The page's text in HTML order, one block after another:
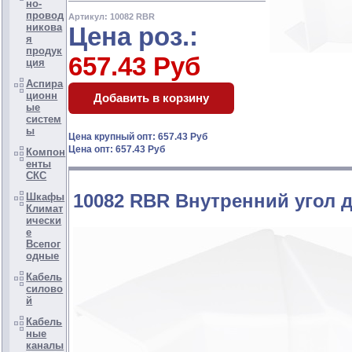
но-
провод
никова
я
продук
ция
Аспира
ционн
ые
систем
ы
Компон
енты
СКС
Шкафы
Климат
ически
е
Всепог
одные
Кабель
силово
й
Кабель
ные
каналы
Артикул: 10082 RBR
Цена роз.:
657.43 Руб
Цена крупный опт: 657.43 Руб
Цена опт: 657.43 Руб
10082 RBR Внутренний угол